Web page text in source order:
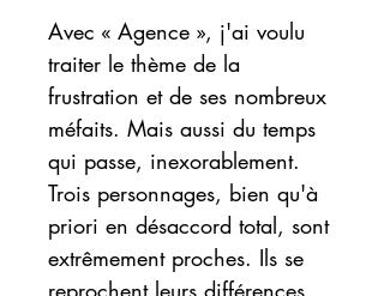
Avec « Agence », j'ai voulu
traiter le thème de la
frustration et de ses nombreux
méfaits. Mais aussi du temps
qui passe, inexorablement.
Trois personnages, bien qu'à
priori en désaccord total, sont
extrêmement proches. Ils se
reprochent leurs différences